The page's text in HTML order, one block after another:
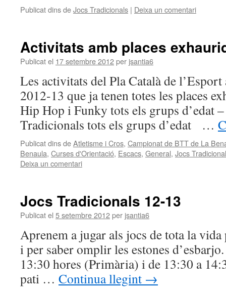
Publicat dins deJocs Tradicionals | Deixa un comentari
Activitats amb places
Publicat el 17 setembre 2012per jsantia6
Les activitats del Pla Català de
2012-13 que ja tenen totes les places
Hip Hop i Funky tots els grups d’edat
Tradicionals tots els grups d’edat …
Publicat dins deAtletisme i Cros, Campionat de BTT de La
Benaula, Curses d'Orientació, Escacs, General, Jocs
Deixa un comentari
Jocs Tradicionals 12-13
Publicat el 5 setembre 2012per jsantia6
Aprenem a jugar als jocs de tota la vida
i per saber omplir les estones
13:30 hores (Primària) i de 13:30 a
pati … Continua llegint →